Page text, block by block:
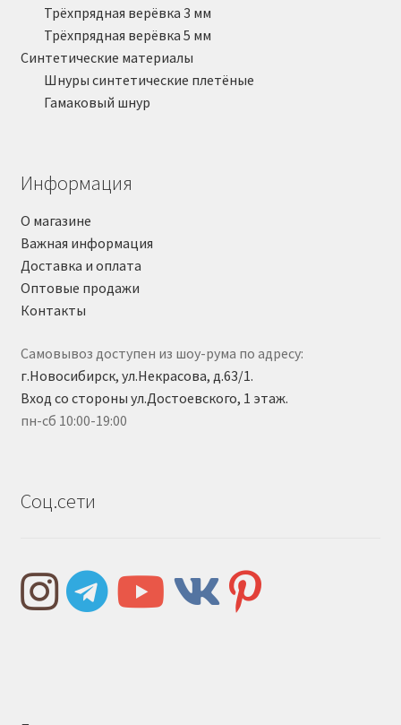
Трёхпрядная верёвка 3 мм
Трёхпрядная верёвка 5 мм
Синтетические материалы
Шнуры синтетические плетёные
Гамаковый шнур
Информация
О магазине
Важная информация
Доставка и оплата
Оптовые продажи
Контакты
Самовывоз доступен из шоу-рума по адресу:
г.Новосибирск, ул.Некрасова, д.63/1.
Вход со стороны ул.Достоевского, 1 этаж.
пн-сб 10:00-19:00
Соц.сети